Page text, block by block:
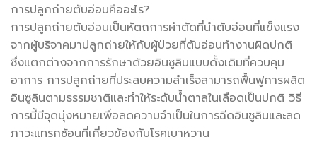
การปลูกถ่ายตับอ่อนคืออะไร?
การปลูกถ่ายตับอ่อนเป็นหัตถการผ่าตัดที่นำตับอ่อนที่แข็งแรง
จากผู้บริจาคมาปลูกถ่ายให้กับผู้ป่วยที่ตับอ่อนทำงานผิดปกติ
ซึ่งแตกต่างจากการรักษาด้วยอินซูลินแบบดั้งเดิมที่ควบคุม
อาการ การปลูกถ่ายที่ประสบความสำเร็จสามารถฟื้นฟูการผลิต
อินซูลินตามธรรมชาติและทำให้ระดับน้ำตาลในเลือดเป็นปกติ วิธี
การนี้มีจุดมุ่งหมายเพื่อลดความจำเป็นในการฉีดอินซูลินและลด
ภาวะแทรกซ้อนที่เกี่ยวข้องกับโรคเบาหวาน